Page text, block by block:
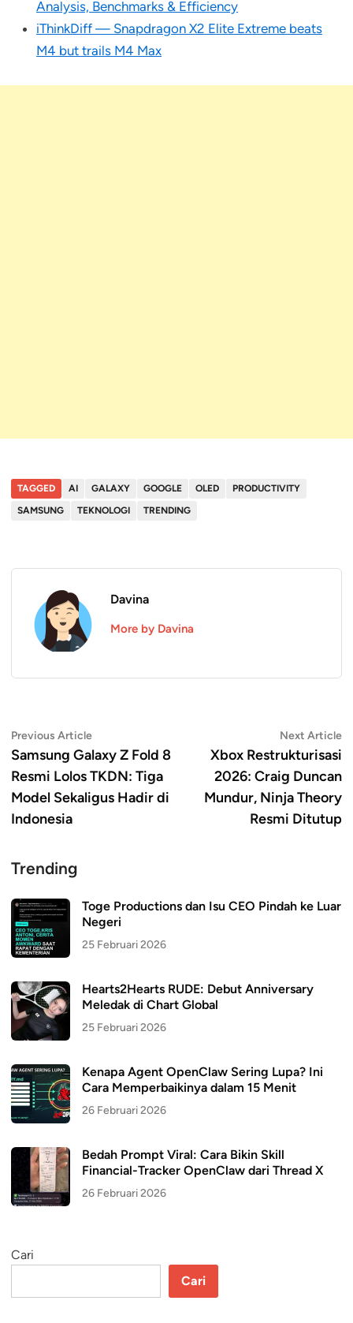
Analysis, Benchmarks & Efficiency
iThinkDiff — Snapdragon X2 Elite Extreme beats
M4 but trails M4 Max
TAGGED AI GALAXY GOOGLE OLED
PRODUCTIVITY
SAMSUNG
TEKNOLOGI TRENDING
Davina
More by Davina
Navigasi
pos
Previous ArticlePrevious
article:
Samsung Galaxy Z Fold 8
Resmi Lolos TKDN: Tiga
Model Sekaligus Hadir di
Indonesia
Next Article
Xbox Restrukturisasi
2026: Craig Duncan
Mundur, Ninja Theory
Resmi Ditutup
Trending
Toge Productions dan Isu CEO Pindah ke Luar
Negeri
25 Februari 2026
Hearts2Hearts RUDE: Debut Anniversary
Meledak di Chart Global
25 Februari 2026
Kenapa Agent OpenClaw Sering Lupa? Ini
Cara Memperbaikinya dalam 15 Menit
26 Februari 2026
Bedah Prompt Viral: Cara Bikin Skill
Financial-Tracker OpenClaw dari Thread X
26 Februari 2026
Cari
Cari